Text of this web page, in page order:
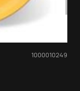
1000010249